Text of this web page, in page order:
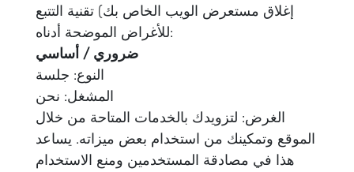
إغلاق مستعرض الويب الخاص بك) تقنية التتبع
للأغراض الموضحة أدناه:
ضروري / أساسي
النوع: جلسة
المشغل: نحن
الغرض: لتزويدك بالخدمات المتاحة من خلال
الموقع وتمكينك من استخدام بعض ميزاته. يساعد
هذا في مصادقة المستخدمين ومنع الاستخدام